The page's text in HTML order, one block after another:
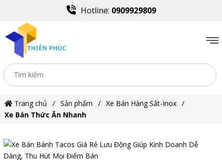
Hotline: 0909929809
Trang chủ Sản phẩm
Xe Bán Hàng Sắt-Inox
Xe Bán Thức Ăn Nhanh